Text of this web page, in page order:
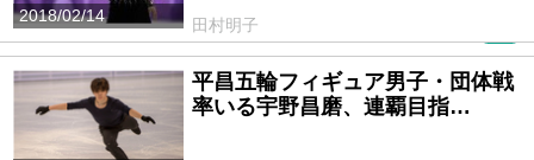
2018/02/14
田村明子
平昌五輪フィギュア男子・団体戦
率いる宇野昌磨、連覇目指…